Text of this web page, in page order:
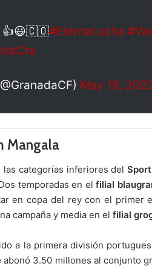
👍😃🇨🇴#EternaLucha
May 18,
Mangala
las categorías inferiores del
temporadas en elfilial
en copa del rey con el primer
campaña y media en el filial
a la primera división
abonó 3.50 millones al conjunto